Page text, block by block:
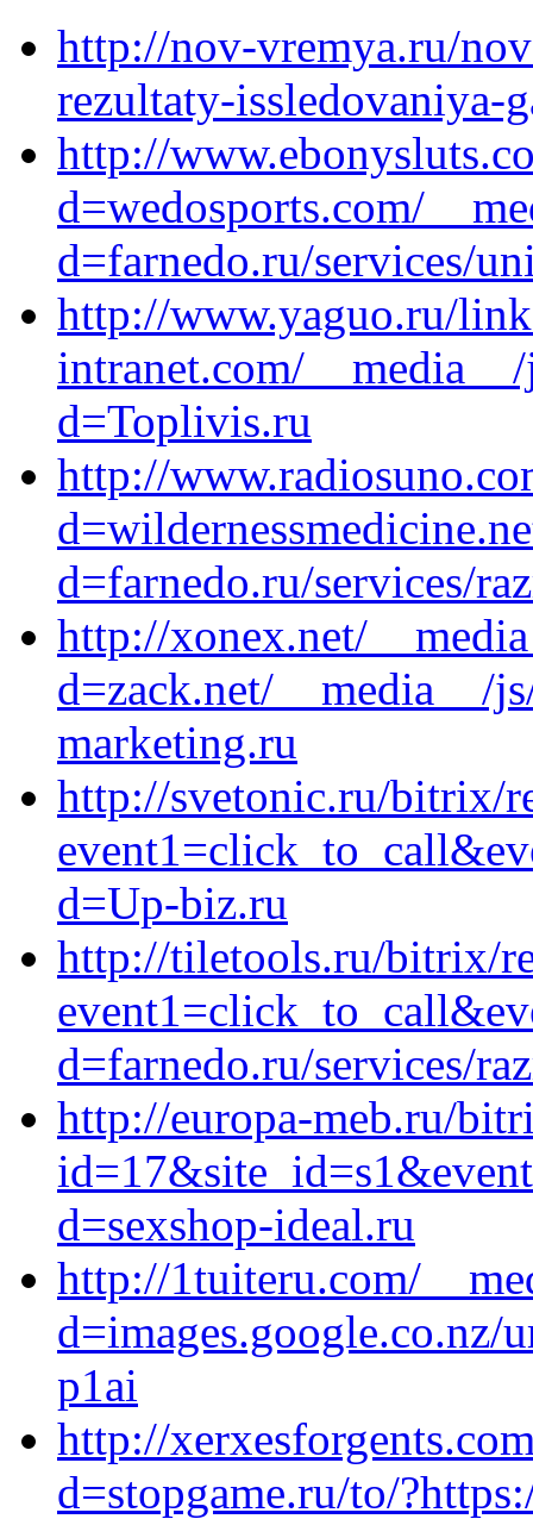
http://nov-vremya.ru/
rezultaty-issledovaniya-
http://
d=wedosports.com/
d=farnedo.ru/services/
http://www.yaguo.ru/
intranet.com/
d=Toplivis.ru
http://
d=farnedo.ru/services/
http://xonex.net/
d=zack.net/__media__/
marketing.ru
http://svetonic.ru/bitrix/
d=Up-biz.ru
http://tiletools.ru/bitrix/
d=farnedo.ru/services/
http://europa-meb.ru/
d=sexshop-ideal.ru
http://1tuiteru.com/
d=images.google.co.nz/
p1ai
http://
d=stopgame.ru/to/